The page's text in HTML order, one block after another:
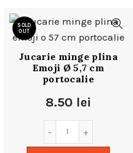
SOLD
OUT
Jucarie minge plina
Emoji Ø 5,7 cm
portocalie
8.50 lei